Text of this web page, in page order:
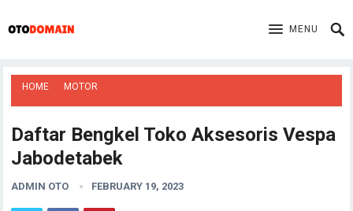
MENU
HOME MOTOR
Daftar Bengkel Toko Aksesoris Vespa
Jabodetabek
ADMIN OTO FEBRUARY 19, 2023